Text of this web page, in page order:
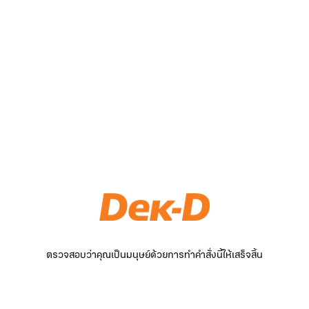
ตรวจสอบว่าคุณเป็นมนุษย์ด้วยการทำคำสั่งนี้ให้เสร็จสิ้น